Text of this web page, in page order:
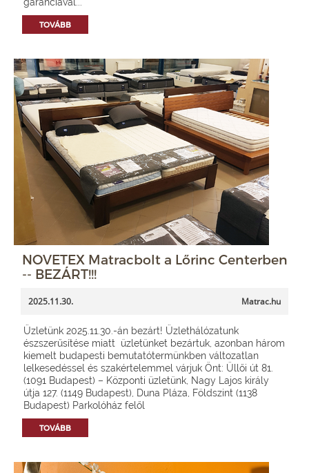
TOVÁBB
NOVETEX Matracbolt a Lőrinc Centerben
-- BEZÁRT!!!
2025.11.30. Matrac.hu
Üzletünk 2025.11.30.-án bezárt! Üzlethálózatunk
észszerűsítése miatt üzletünket bezártuk, azonban három
kiemelt budapesti bemutatótermünkben változatlan
lelkesedéssel és szakértelemmel várjuk Önt: Üllői út 81.
(1091 Budapest) – Központi üzletünk, Nagy Lajos király
útja 127. (1149 Budapest), Duna Pláza, Földszint (1138
Budapest) Parkolóház felől
TOVÁBB